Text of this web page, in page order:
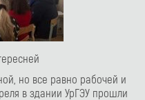
все равно рабочей и
в здании УрГЭУ прошли